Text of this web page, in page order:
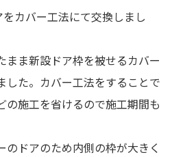
カバー工法にて交換しまし
まま新設ドア枠を被せるカバー
した。カバー工法をすることで
の施工を省けるので施工期間も
ドアのため内側の枠が大きく